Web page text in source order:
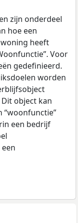
zijn onderdeel
hoe een
heeft
Voor
gedefinieerd.
worden
object kan
“woonfunctie”
een bedrijf